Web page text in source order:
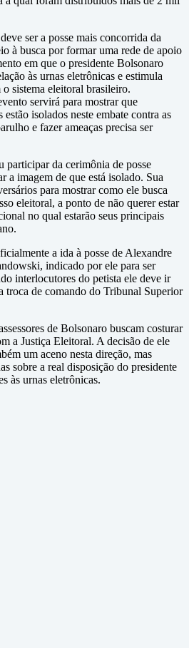
ser a posse mais concorrida da
à busca por formar uma rede de apoio
em que o presidente Bolsonaro
às urnas eletrônicas e estimula
sistema eleitoral brasileiro.
servirá para mostrar que
isolados neste embate contra as
e fazer ameaças precisa ser
participar da cerimônia de posse
a imagem de que está isolado. Sua
para mostrar como ele busca
eleitoral, a ponto de não querer estar
no qual estarão seus principais
a ida à posse de Alexandre
indicado por ele para ser
interlocutores do petista ele deve ir
troca de comando do Tribunal Superior
de Bolsonaro buscam costurar
a Justiça Eleitoral. A decisão de ele
um aceno nesta direção, mas
sobre a real disposição do presidente
às urnas eletrônicas.